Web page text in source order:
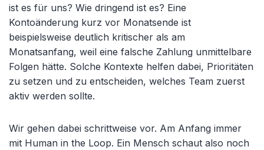
ist es für uns? Wie dringend ist es? Eine
Kontoänderung kurz vor Monatsende ist
beispielsweise deutlich kritischer als am
Monatsanfang, weil eine falsche Zahlung unmittelbare
Folgen hätte. Solche Kontexte helfen dabei, Prioritäten
zu setzen und zu entscheiden, welches Team zuerst
aktiv werden sollte.
Wir gehen dabei schrittweise vor. Am Anfang immer
mit Human in the Loop. Ein Mensch schaut also noch